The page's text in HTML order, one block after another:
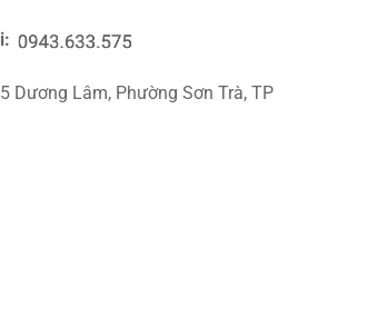
Dương Lâm, Phường Sơn Trà, TP